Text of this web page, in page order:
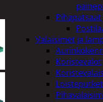
Valaisimet ja
Koristevalot